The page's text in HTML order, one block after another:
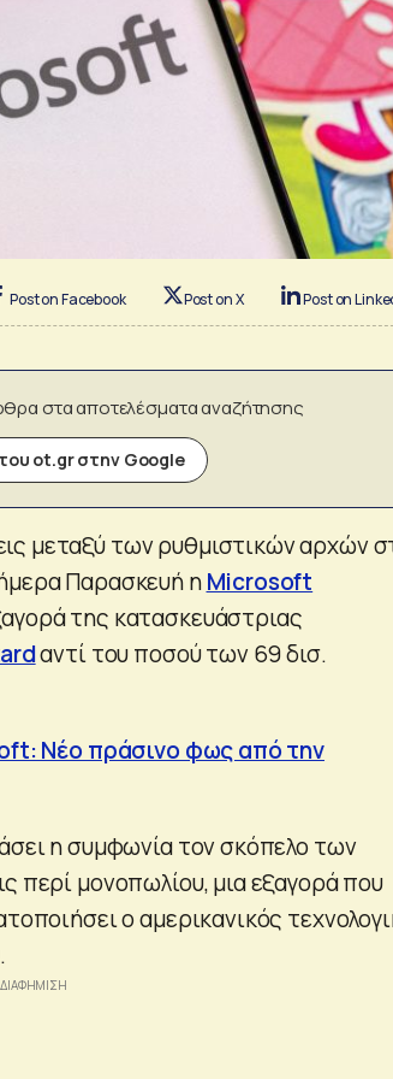
Post on Facebook Post on X Post on
στα αποτελέσματα αναζήτησης
ot.gr στην Google
μεταξύ των ρυθμιστικών αρχών
Παρασκευή ηMicrosoft
της κατασκευάστριας
αντί του ποσού των 69 δισ.
Νέο πράσινο φως από την
η συμφωνία τον σκόπελο των
περί μονοπωλίου, μια εξαγορά που
ο αμερικανικός